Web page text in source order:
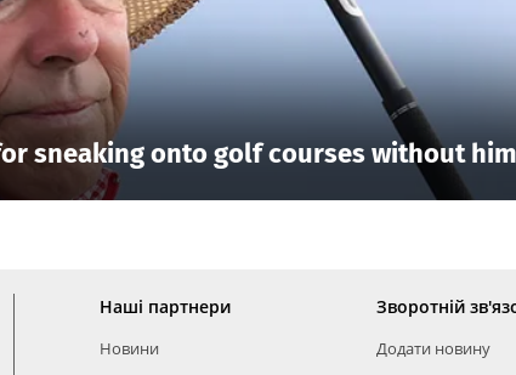
sneaking onto golf courses without
Наші партнери
Новини
Зворотній
Додати новину